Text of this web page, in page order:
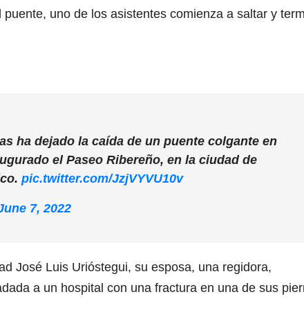
uno de los asistentes comienza a saltar y
ha dejado la caída de un puente colgante en
el Paseo Ribereño, en la ciudad de
pic.twitter.com/JzjVYVU10v
7, 2022
José Luis Urióstegui, su esposa, una regidora,
a un hospital con una fractura en una de sus